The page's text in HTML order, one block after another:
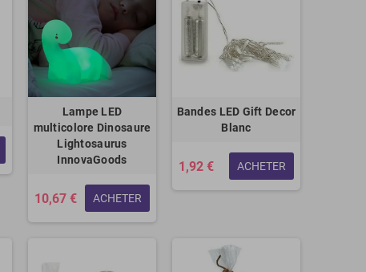
Lampe LED
multicolore Dinosaure
Lightosaurus
InnovaGoods
10,67 € ACHETER
Bandes LED Gift Decor
Blanc
1,92 € ACHETER